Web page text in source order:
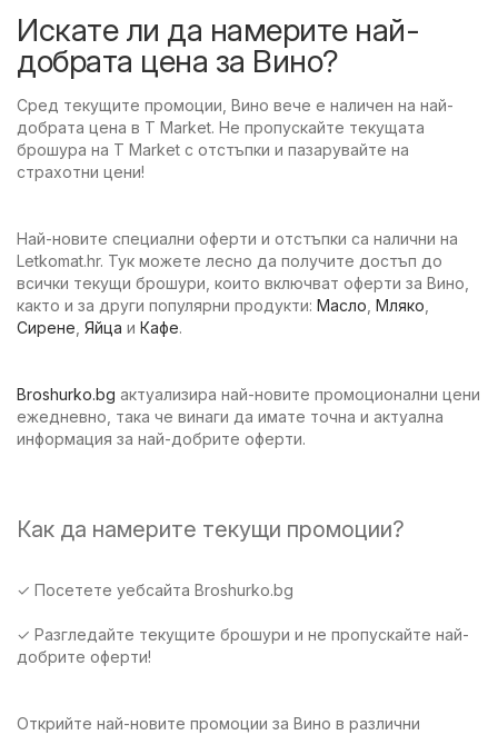
Искате ли да намерите най-
добрата цена за Вино?
Сред текущите промоции, Вино вече е наличен на най-
добрата цена в T Market. Не пропускайте текущата
брошура на T Market с отстъпки и пазарувайте на
страхотни цени!
Най-новите специални оферти и отстъпки са налични на
Letkomat.hr. Тук можете лесно да получите достъп до
всички текущи брошури, които включват оферти за Вино,
както и за други популярни продукти: Масло, Мляко,
Сирене, Яйца и Кафе.
Broshurko.bg актуализира най-новите промоционални цени
ежедневно, така че винаги да имате точна и актуална
информация за най-добрите оферти.
Как да намерите текущи промоции?
✓ Посетете уебсайта Broshurko.bg
✓ Разгледайте текущите брошури и не пропускайте най-
добрите оферти!
Открийте най-новите промоции за Вино в различни